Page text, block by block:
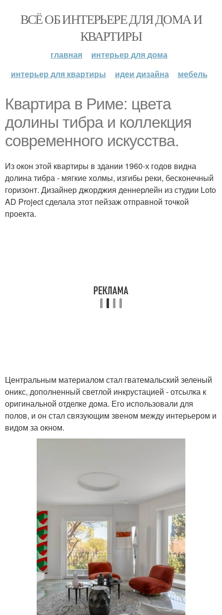
ВСЁ ОБ ИНТЕРЬЕРЕ ДЛЯ ДОМА И
КВАРТИРЫ
главная
интерьер для дома
интерьер для квартиры
идеи дизайна мебель
Квартира в Риме: цвета
долины тибра и коллекция
современного искусства.
Из окон этой квартиры в здании 1960-х годов видна
долина тибра - мягкие холмы, изгибы реки, бесконечный
горизонт. Дизайнер джорджия деннерлейн из студии Loto
AD Project сделала этот пейзаж отправной точкой
проекта.
Центральным материалом стал гватемальский зеленый
оникс, дополненный светлой инкрустацией - отсылка к
оригинальной отделке дома. Его использовали для
полов, и он стал связующим звеном между интерьером и
видом за окном.